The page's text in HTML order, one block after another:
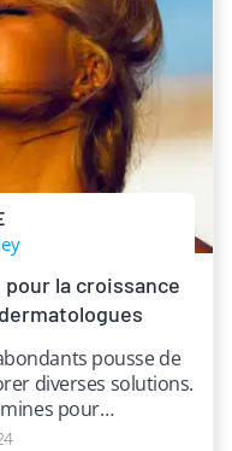
la croissance
pousse de
diverses solutions.
pour…